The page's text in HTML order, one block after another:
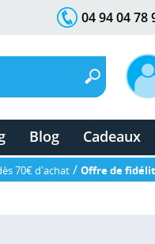
04 94 04 78
Blog Cadeaux
70€ d'achat / Offre de